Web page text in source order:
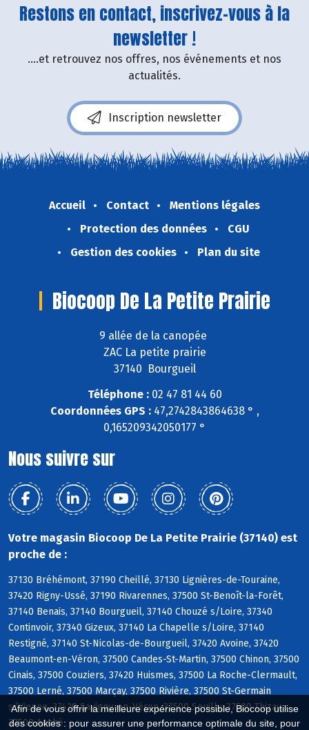
Afin de vous offrir la meilleure expérience possible, Biocoop utilise
des cookies : pour assurer une performance optimale du site, pour
Restons en contact, inscrivez-vous à la
newsletter !
....et retrouvez nos offres, nos événements et nos
actualités.
Inscription newsletter
Accueil Contact
Mentions légales
Protection des données
CGU
Gestion des cookies
Plan du site
Biocoop De La Petite Prairie
9 allée de la canopée
ZAC La petite prairie
37140 Bourgueil
Téléphone :02 47 81 44 60
Coordonnées GPS :47,2742843864638 ° ,
0,165209342050177 °
Nous suivre sur
Votre magasin Biocoop De La Petite Prairie (37140) est
proche de :
37130 Bréhémont, 37190 Cheillé, 37130 Lignières-de-Touraine,
37420 Rigny-Ussé, 37190 Rivarennes, 37500 St-Benoît-la-Forêt,
37140 Benais, 37140 Bourgueil, 37140 Chouzé s/Loire, 37340
Continvoir, 37340 Gizeux, 37140 La Chapelle s/Loire, 37140
Restigné, 37140 St-Nicolas-de-Bourgueil, 37420 Avoine, 37420
Beaumont-en-Véron, 37500 Candes-St-Martin, 37500 Chinon, 37500
Cinais, 37500 Couziers, 37420 Huismes, 37500 La Roche-Clermault,
37500 Lerné, 37500 Marçay, 37500 Rivière, 37500 St-Germain
s/Vienne, 37420 Savigny-en-Véron, 37500 Seuilly, 37500 Thizay,
37500 Anché